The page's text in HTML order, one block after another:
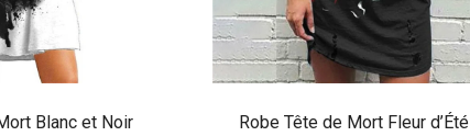
Blanc et Noir Robe Tête de Mort Fleur d’Été